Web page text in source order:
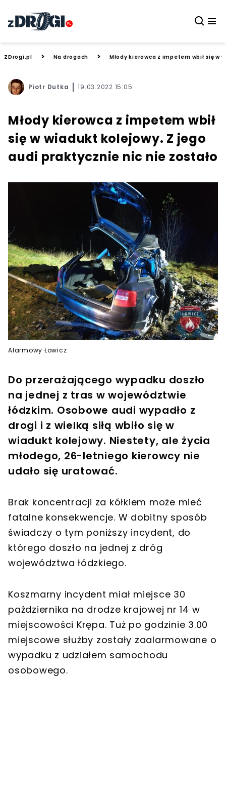
ZDrogi.pl > Na drogach > Młody kierowca z impetem wbił się
Piotr Dutka 19.03.2022 15:05
Młody kierowca z impetem wbił
się w wiadukt kolejowy. Z jego
audi praktycznie nic nie zostało
Alarmowy Łowicz
Do przerażającego wypadku doszło
na jednej z tras w województwie
łódzkim. Osobowe audi wypadło z
drogi i z wielką siłą wbiło się w
wiadukt kolejowy. Niestety, ale życia
młodego, 26-letniego kierowcy nie
udało się uratować.
Brak koncentracji za kółkiem może mieć
fatalne konsekwencje. W dobitny sposób
świadczy o tym poniższy incydent, do
którego doszło na jednej z dróg
województwa łódzkiego.
Koszmarny incydent miał miejsce 30
października na drodze krajowej nr 14 w
miejscowości Krępa. Tuż po godzinie 3.00
miejscowe służby zostały zaalarmowane o
wypadku z udziałem samochodu
osobowego.